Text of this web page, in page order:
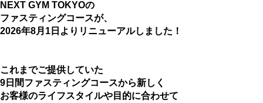
NEXT GYM TOKYOの
ファスティングコースが、
2026年8月1日よりリニューアルしました！
これまでご提供していた
9日間ファスティングコースから新しく
お客様のライフスタイルや目的に合わせて